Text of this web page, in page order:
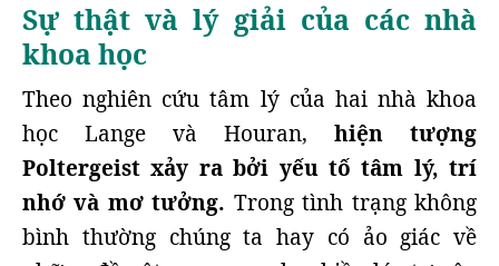
Sự thật và lý giải của các nhà
khoa học
Theo nghiên cứu tâm lý của hai nhà khoa
học Lange và Houran, hiện tượng
Poltergeist xảy ra bởi yếu tố tâm lý, trí
nhớ và mơ tưởng. Trong tình trạng không
bình thường chúng ta hay có ảo giác về